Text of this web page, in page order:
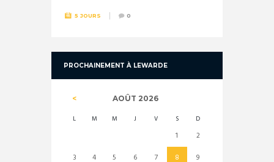
5 JOURS 0
PROCHAINEMENT À LEWARDE
AOÛT 2026
L M M J V S D
1
2
3
4 5 6 7 8 9